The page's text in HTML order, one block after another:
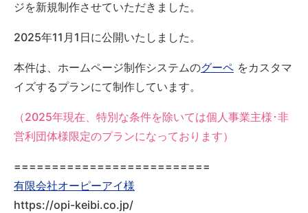
ジを新規制作させていただきました。
2025年11月1日に公開いたしました。
本件は、ホームページ制作システムのグーペ をカスタマ
イズするプランにて制作しています。
（2025年現在、特別な条件を除いては個人事業主様･非
営利団体様限定のプランになっております）
==========================
有限会社オーピーアイ様
https://opi-keibi.co.jp/